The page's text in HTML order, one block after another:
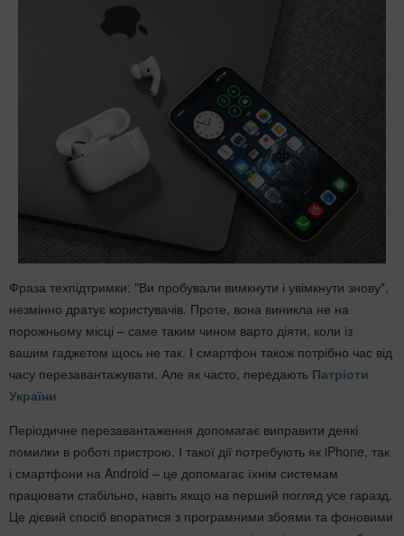
Фраза техпідтримки: "Ви пробували вимкнути і увімкнути знову",
незмінно дратує користувачів. Проте, вона виникла не на
порожньому місці – саме таким чином варто діяти, коли із
вашим гаджетом щось не так. І смартфон також потрібно час від
часу перезавантажувати. Але як часто, передають Патріоти
України
Періодичне перезавантаження допомагає виправити деякі
помилки в роботі пристрою. І такої дії потребують як iPhone, так
і смартфони на Android – це допомагає їхнім системам
працювати стабільно, навіть якщо на перший погляд усе гаразд.
Це дієвий спосіб впоратися з програмними збоями та фоновими